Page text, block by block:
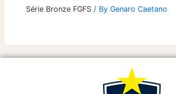
Série Bronze FGFS / ByGenaro Caetano